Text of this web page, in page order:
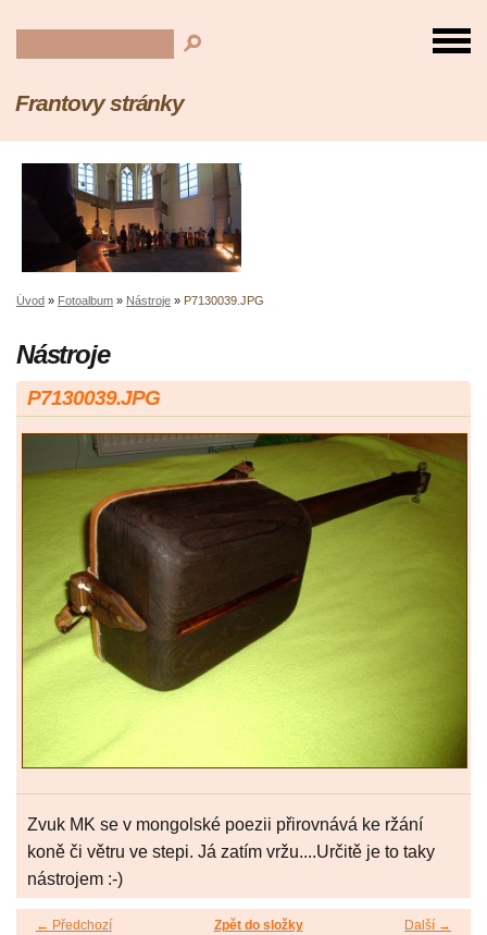
Frantovy stránky
Úvod » Fotoalbum » Nástroje » P7130039.JPG
Nástroje
P7130039.JPG
Zvuk MK se v mongolské poezii přirovnává ke ržání
koně či větru ve stepi. Já zatím vržu....Určitě je to taky
nástrojem :-)
← Předchozí Další →
Zpět do složky